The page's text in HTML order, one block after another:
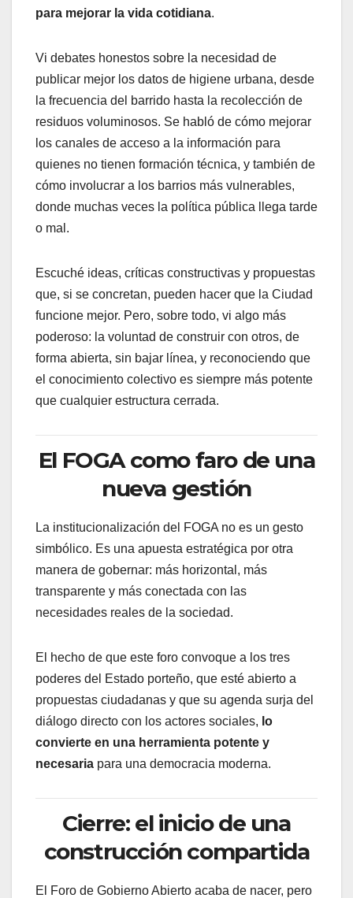
para mejorar la vida cotidiana.
Vi debates honestos sobre la necesidad de
publicar mejor los datos de higiene urbana, desde
la frecuencia del barrido hasta la recolección de
residuos voluminosos. Se habló de cómo mejorar
los canales de acceso a la información para
quienes no tienen formación técnica, y también de
cómo involucrar a los barrios más vulnerables,
donde muchas veces la política pública llega tarde
o mal.
Escuché ideas, críticas constructivas y propuestas
que, si se concretan, pueden hacer que la Ciudad
funcione mejor. Pero, sobre todo, vi algo más
poderoso: la voluntad de construir con otros, de
forma abierta, sin bajar línea, y reconociendo que
el conocimiento colectivo es siempre más potente
que cualquier estructura cerrada.
El FOGA como faro de una
nueva gestión
La institucionalización del FOGA no es un gesto
simbólico. Es una apuesta estratégica por otra
manera de gobernar: más horizontal, más
transparente y más conectada con las
necesidades reales de la sociedad.
El hecho de que este foro convoque a los tres
poderes del Estado porteño, que esté abierto a
propuestas ciudadanas y que su agenda surja del
diálogo directo con los actores sociales, lo
convierte en una herramienta potente y
necesaria para una democracia moderna.
Cierre: el inicio de una
construcción compartida
El Foro de Gobierno Abierto acaba de nacer, pero